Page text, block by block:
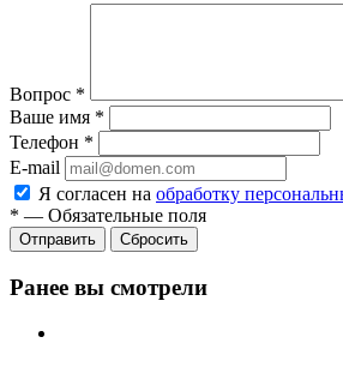
Вопрос *
Ваше имя *
Телефон *
E-mail
Я согласен на обработку
* — Обязательные поля
Сбросить
Ранее вы смотрели